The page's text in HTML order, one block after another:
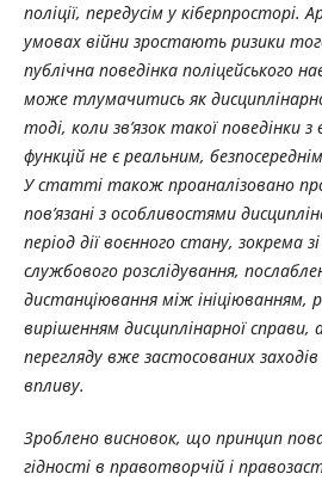
поліції, передусім у
умовах війни зростають ризики
публічна поведінка поліцейського
може тлумачитись як
тоді, коли зв’язок такої поведінки
функцій не є реальним,
У статті також проаналізовано
пов’язані з особливостями
період дії воєнного стану, зокрема
службового розслідування,
дистанціювання між ініціюванням,
вирішенням дисциплінарної
перегляду вже застосованих
впливу.
Зроблено висновок, що принцип
гідності в правотворчій і